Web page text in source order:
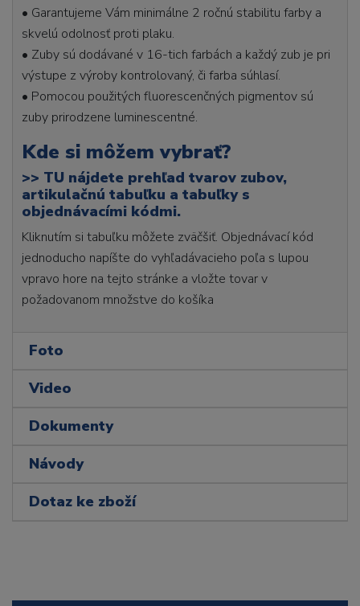
• Garantujeme Vám minimálne 2 ročnú stabilitu farby a
skvelú odolnosť proti plaku.
• Zuby sú dodávané v 16-tich farbách a každý zub je pri
výstupe z výroby kontrolovaný, či farba súhlasí.
• Pomocou použitých fluorescenčných pigmentov sú
zuby prirodzene luminescentné.
Kde si môžem vybrať?
>> TU nájdete prehľad tvarov zubov,
artikulačnú tabuľku a tabuľky s
objednávacími kódmi.
Kliknutím si tabuľku môžete zväčšiť. Objednávací kód
jednoducho napíšte do vyhľadávacieho poľa s lupou
vpravo hore na tejto stránke a vložte tovar v
požadovanom množstve do košíka
Foto
Video
Dokumenty
Návody
Dotaz ke zboží